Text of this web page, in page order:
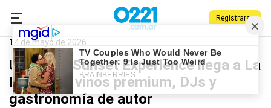
Registrarse
0221.com.ar
La Plata
14 de mayo de 2026
Uvas Lab Sunset Experience llega a La
Plata con vinos premium, DJs y
gastronomía de autor